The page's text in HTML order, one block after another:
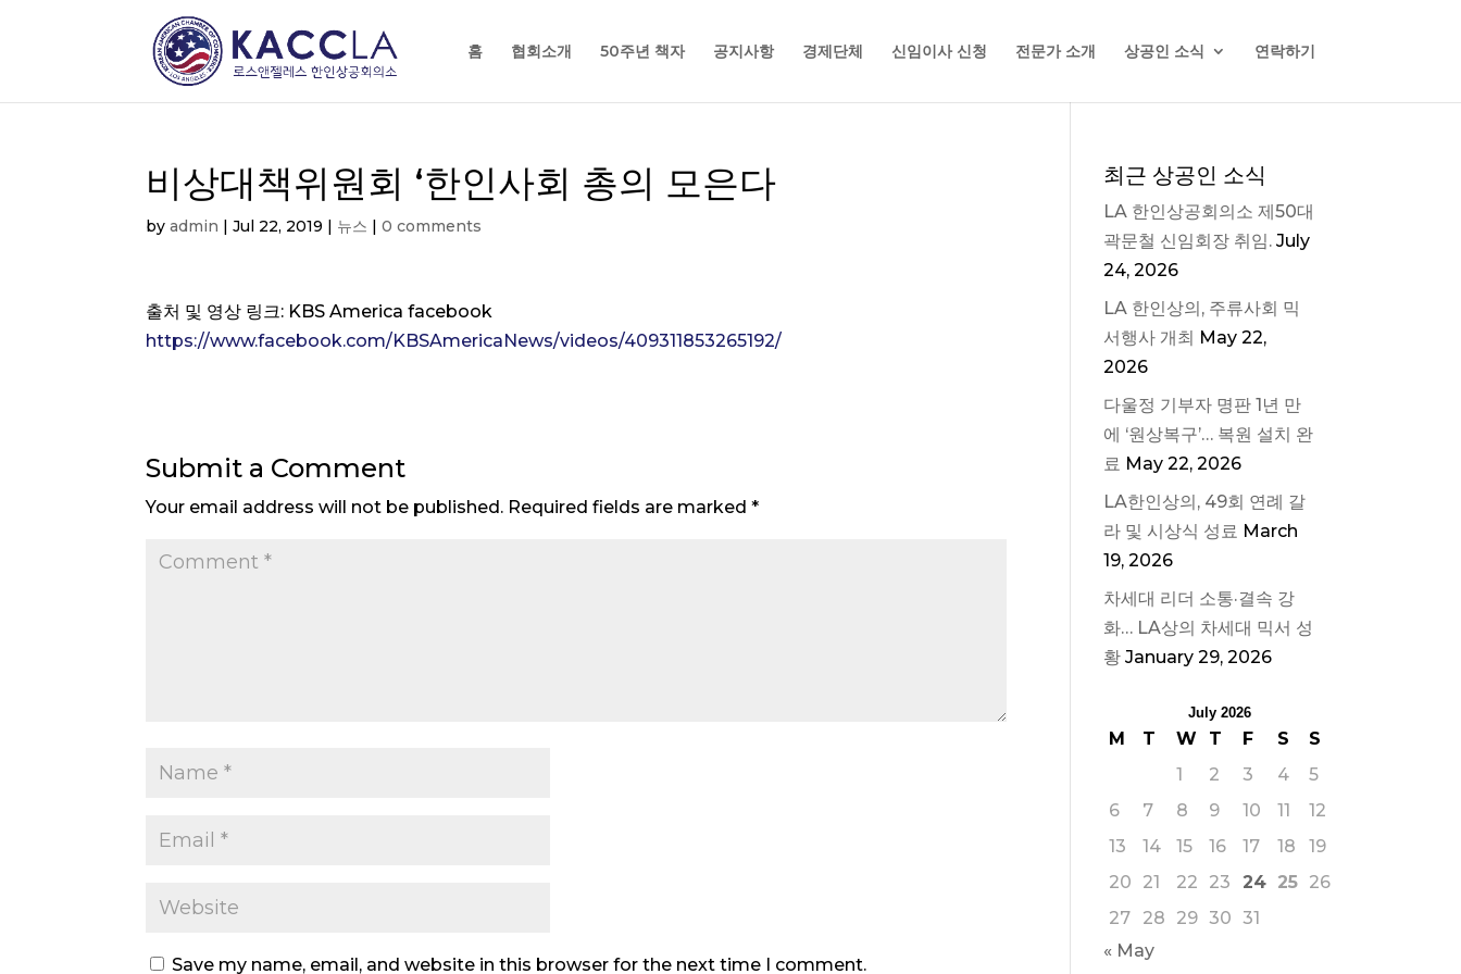
홈 협회소개 50주년 책자 공지사항 경제단체 신임이사 신청 전문가 소개 상공인 소식 연락하기
비상대책위원회 ‘한인사회 총의 모은다
byadmin |Jul 22, 2019 | 뉴스 |0 comments
출처 및 영상 링크: KBS America facebook
https://www.facebook.com/KBSAmericaNews/videos/409311853265192/
Submit a Comment
Your email address will not be published. Required fields are marked*
Save my name, email, and website in this browser for the next time I comment.
최근 상공인 소식
LA 한인상공회의소 제50대
곽문철 신임회장 취임. July
24, 2026
LA 한인상의, 주류사회 믹
서행사 개최 May 22,
2026
다울정 기부자 명판 1년 만
에 ‘원상복구’… 복원 설치 완
료 May 22, 2026
LA한인상의, 49회 연례 갈
라 및 시상식 성료 March
19, 2026
차세대 리더 소통·결속 강
화… LA상의 차세대 믹서 성
황 January 29, 2026
July 2026
M T W T F S
S
1
2 3 4
5
6
7 8 9 10 11
12
13
14 15 16 17 18
19
20
21 22 23 24 25 26
27
28 29 30 31
« May